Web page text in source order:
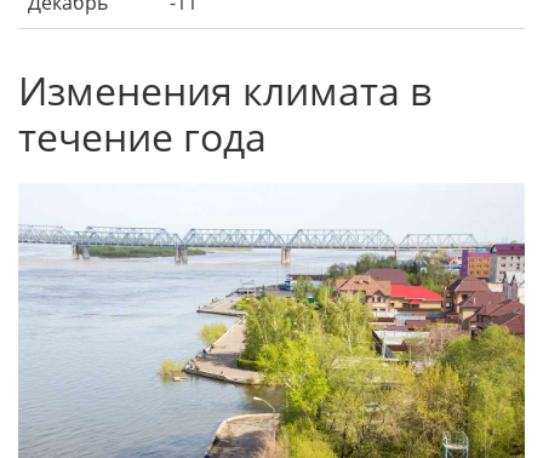
Изменения климата в
течение года